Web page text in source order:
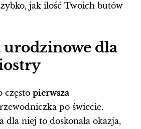
jak ilość Twoich butów
urodzinowe dla
często pierwsza
po świecie.
dla niej to doskonała okazja,